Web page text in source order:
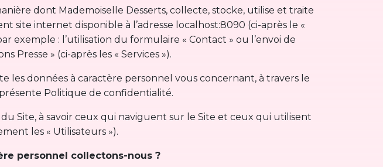
dont Mademoiselle Desserts, collecte, stocke, utilise et traite
site internet disponible à l’adresse localhost:8090 (ci-après le «
exemple : l’utilisation du formulaire « Contact » ou l’envoi de
Presse » (ci-après les « Services »).
les données à caractère personnel vous concernant, à travers le
Politique de confidentialité.
Site, à savoir ceux qui naviguent sur le Site et ceux qui utilisent
les « Utilisateurs »).
personnel collectons-nous ?